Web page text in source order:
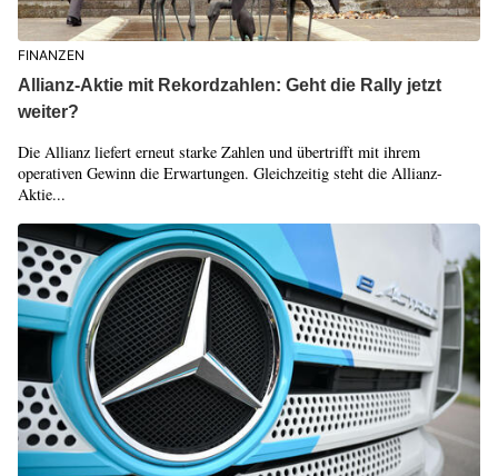
FINANZEN
Allianz-Aktie mit Rekordzahlen: Geht die Rally jetzt
weiter?
Die Allianz liefert erneut starke Zahlen und übertrifft mit ihrem
operativen Gewinn die Erwartungen. Gleichzeitig steht die Allianz-
Aktie...